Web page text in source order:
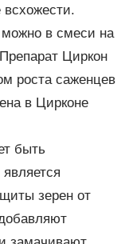
в смеси на
Циркон
роста саженцев
в Цирконе
быть
зерен от